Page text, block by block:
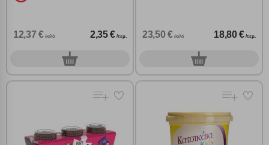
12,37 € /κιλό 2,35 € /τεμ.
0τεμ.
23,50 € /κιλό 18,80 € /τεμ.
0τεμ.